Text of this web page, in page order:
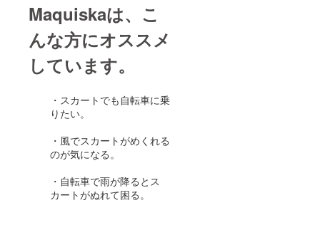
Maquiskaは、こ
んな方にオススメ
しています。
・スカートでも自転車に乗
りたい。
・風でスカートがめくれる
のが気になる。
・自転車で雨が降るとス
カートがぬれて困る。